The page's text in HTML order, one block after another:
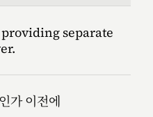
separate
가 이전에